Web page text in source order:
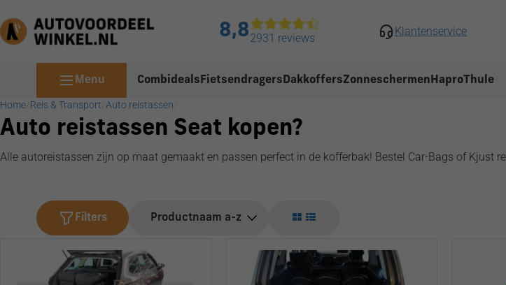
8,82931 reviews
Klantenservice
Menu Combideals Fietsendragers DakkoffersZonneschermen HaproThule
Home Reis & Transport Auto reistassen
Auto reistassen Seat kopen?
Alle autoreistassen zijn op maat gemaakt en passen perfect in de kofferbak! Bestel Car-Bags of Kjust
Filters